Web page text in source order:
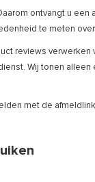
ontvangt u een
te meten
reviews verwerken
Wij tonen
met de